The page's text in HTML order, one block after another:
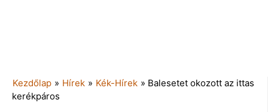
Kezdőlap » Hírek » Kék-Hírek » Balesetet okozott az ittas
kerékpáros